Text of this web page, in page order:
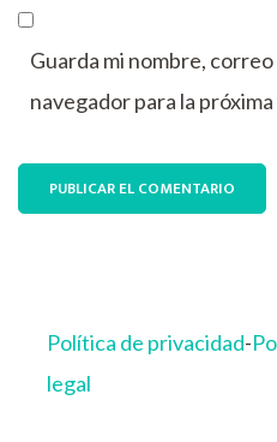
Guarda mi nombre,
navegador para la
Política de privacidad-
legal